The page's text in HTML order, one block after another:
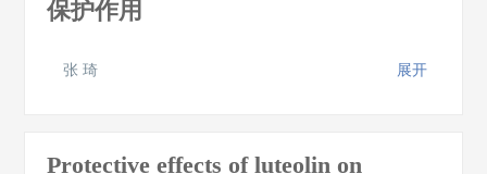
保护作用
张 琦 展开
Protective effects of luteolin on